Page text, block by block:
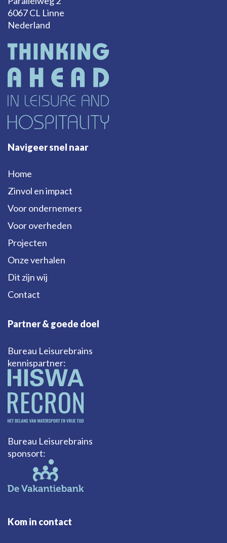
6067 CL Linne
Nederland
Navigeer snel naar
Home
Zinvol en impact
Voor ondernemers
Voor overheden
Projecten
Onze verhalen
Dit zijn wij
Contact
Partner & goede doel
Bureau Leisurebrains
kennispartner:
Bureau Leisurebrains
sponsort:
Kom in contact